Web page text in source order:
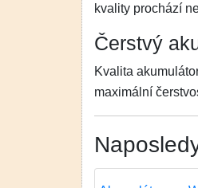
kvality prochází
Čerstvý
Kvalita
maximální